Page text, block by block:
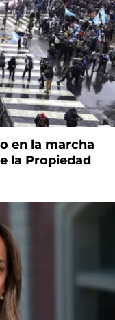
en la marcha
la Propiedad